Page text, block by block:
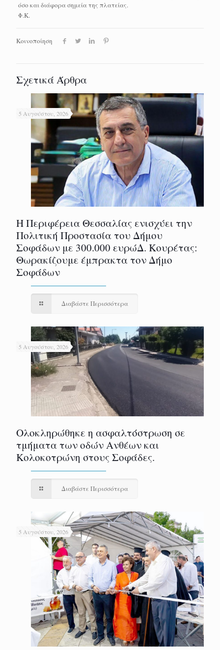
όσο και διάφορα σημεία της πλατείας.
Φ.Κ.
Κοινοποίηση
Σχετικά Άρθρα
5 Αυγούστου, 2026
Η Περιφέρεια Θεσσαλίας ενισχύει την
Πολιτική Προστασία του Δήμου
Σοφάδων με 300.000 ευρώΔ. Κουρέτας:
Θωρακίζουμε έμπρακτα τον Δήμο
Σοφάδων
Διαβάστε Περισσότερα
5 Αυγούστου, 2026
Ολοκληρώθηκε η ασφαλτόστρωση σε
τμήματα των οδών Ανθέων και
Κολοκοτρώνη στους Σοφάδες.
Διαβάστε Περισσότερα
5 Αυγούστου, 2026